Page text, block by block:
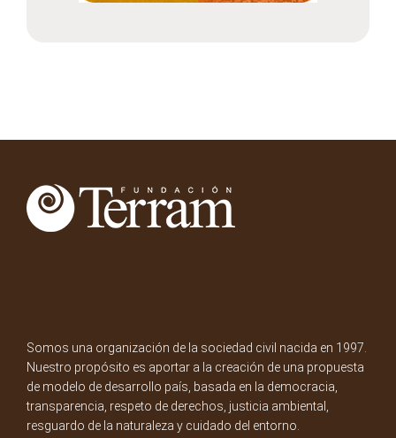
Somos una organización de la sociedad civil nacida en 1997.
Nuestro propósito es aportar a la creación de una propuesta
de modelo de desarrollo país, basada en la democracia,
transparencia, respeto de derechos, justicia ambiental,
resguardo de la naturaleza y cuidado del entorno.